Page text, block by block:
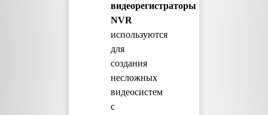
видеорегистраторы
NVR
используются
для
создания
несложных
видеосистем
с